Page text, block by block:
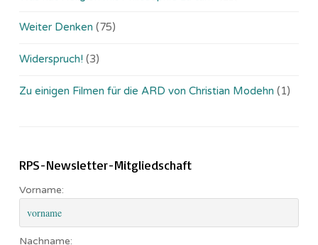
Weiter Denken (75)
Widerspruch! (3)
Zu einigen Filmen für die ARD von Christian Modehn (1)
RPS-Newsletter-Mitgliedschaft
Vorname:
Nachname: